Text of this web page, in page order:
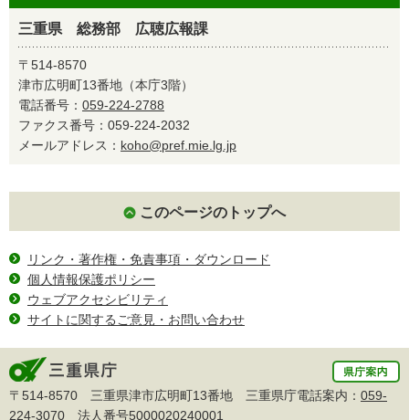
三重県 総務部 広聴広報課
〒514-8570
津市広明町13番地（本庁3階）
電話番号： 059-224-2788
ファクス番号：059-224-2032
メールアドレス： koho@pref.mie.lg.jp
このページのトップへ
リンク・著作権・免責事項・ダウンロード
個人情報保護ポリシー
ウェブアクセシビリティ
サイトに関するご意見・お問い合わせ
〒514-8570 三重県津市広明町13番地 三重県庁電話案内： 059-
224-3070 法人番号5000020240001